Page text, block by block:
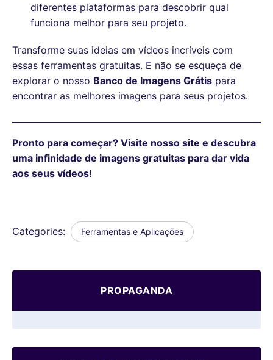
diferentes plataformas para descobrir qual
funciona melhor para seu projeto.
Transforme suas ideias em vídeos incríveis com
essas ferramentas gratuitas. E não se esqueça de
explorar o nosso Banco de Imagens Grátis para
encontrar as melhores imagens para seus projetos.
Pronto para começar? Visite nosso site e descubra
uma infinidade de imagens gratuitas para dar vida
aos seus vídeos!
Categories: Ferramentas e Aplicações
PROPAGANDA